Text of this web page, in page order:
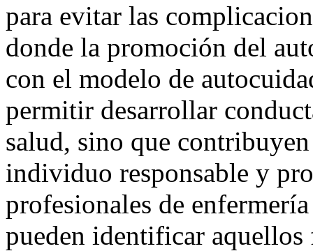
para evitar las
donde la promoción del
con el modelo de
permitir desarrollar
salud, sino que
individuo responsable y
profesionales de
pueden identificar aquellos